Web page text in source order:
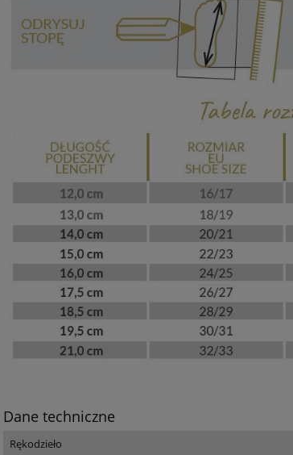
Bloczki woskowe do rysowania
(malowania) - 12 kolorów -
Stockmar
Dane techniczne
Rękodzieło